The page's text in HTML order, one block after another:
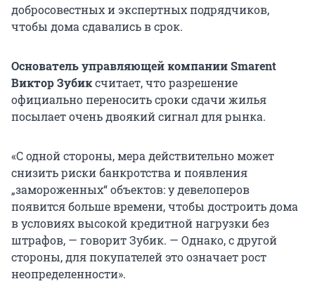
добросовестных и экспертных подрядчиков,
чтобы дома сдавались в срок.
Основатель управляющей компании Smarent
Виктор Зубиксчитает, что разрешение
официально переносить сроки сдачи жилья
посылает очень двоякий сигнал для рынка.
«С одной стороны, мера действительно может
снизить риски банкротства и появления
„замороженных“ объектов: у девелоперов
появится больше времени, чтобы достроить дома
в условиях высокой кредитной нагрузки без
штрафов, — говорит Зубик. — Однако, с другой
стороны, для покупателей это означает рост
неопределенности».